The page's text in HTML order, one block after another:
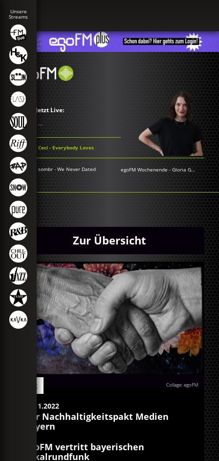
Jetzt Live:
...
Ceci - Everybody Loves
sombr - We Never Dated egoFM Wochenende -Gloria Grünwald
Zur Übersicht
Collage: egoFM
Blog
19.11.2022
Der Nachhaltigkeitspakt Medien
Bayern
egoFM vertritt bayerischen
Lokalrundfunk